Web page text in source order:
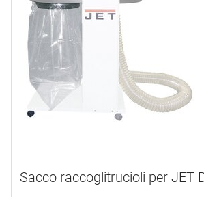
Sacco raccoglitrucioli per JET